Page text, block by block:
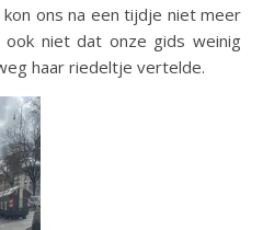
ons na een tijdje niet meer
niet dat onze gids weinig
haar riedeltje vertelde.